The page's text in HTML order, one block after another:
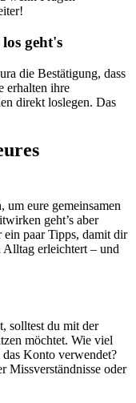
geht's
die Bestätigung, dass
erhalten ihre
direkt loslegen. Das
um eure gemeinsamen
geht’s aber
paar Tipps, damit dir
erleichtert – und
solltest du mit der
möchtet. Wie viel
Konto verwendet?
Missverständnisse oder